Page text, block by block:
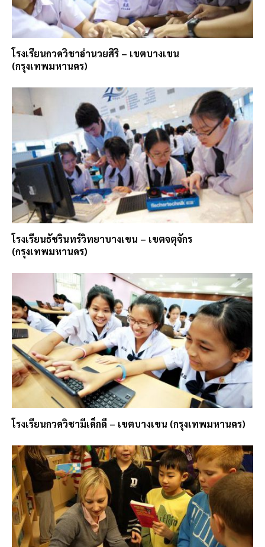
โรงเรียนกวดวิชาอำนวยสิริ – เขตบางเขน
(กรุงเทพมหานคร)
โรงเรียนธัชรินทร์วิทยาบางเขน – เขตจตุจักร
(กรุงเทพมหานคร)
โรงเรียนกวดวิชามีเด็กดี – เขตบางเขน (กรุงเทพมหานคร)